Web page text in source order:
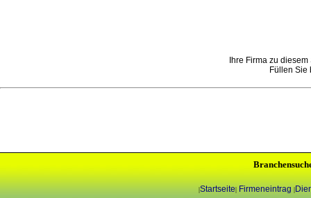
Ihre Firma zu
Füllen Sie
|Startseite| Firmeneintrag |